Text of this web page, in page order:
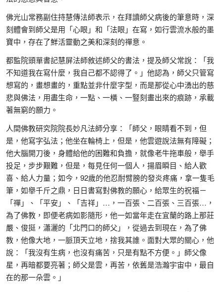
佛光山常務副住持慧傳法師表示，在拜讀師父病後的筆意時，深
刻體會到師父是用「心眼」和「法眼」在寫，如行雲流水般的墨
寶中，存在了鮮活靈動之美和深刻的禪意。
都監院頭單書記慧屏法師敘述師父的書法，提及師父常說：「我
不知道我在寫什麼，我自己都不認得了。」他認為，師父只管寫
想寫的，畫想畫的，重點並非什麼字型，而是那從心中湧出的慈
悲與佛法，用盡生命，一點、一橫、一豎刻畫出來的痕跡，承載
著無窮的願力。
人間佛教研究院院長妙凡法師分享：「師父，眼睛看不到，但
是，他寫字弘法；他坐在輪椅上，但是，他雲遊說法無有障礙；
他大腦開刀後，身體給他的困難和負擔，就像老牛拖車般，舉手
投足，步步艱難，但是，每見任何一個人，揚眉瞬目、給人歡
喜、給人力量；如今，92歲的他忍耐臂膀的發炎疼痛，拿一隻毛
筆，如舉千斤之鼎，日日書寫對佛教的願心，給眾生的祝福－
「禪」、「平安」、「吉祥」…，一百張、二百張、三百張…，
為了佛教，即便老病如影隨形，他一如當年走在宜蘭的路上那莊
嚴、俊挺，瀟灑的「北門口的師父」，從過去到現在，為了佛
教，他像大地，一脈頂天立地，捨我其誰。面對大眾的關心，他
說：「我沒有生病，也沒有痛苦，只是有點不方便。」師父像
星，再暗都要亮著；師父是雲，再苦，依舊是浩瀚宇宙中，最自
在的那一朵雲。」